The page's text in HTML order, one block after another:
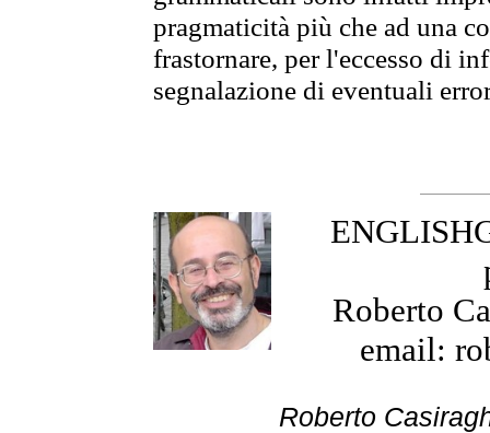
pragmaticità più che ad una
frastornare, per l'eccesso di
segnalazione di eventuali
Roberto
email:
Roberto